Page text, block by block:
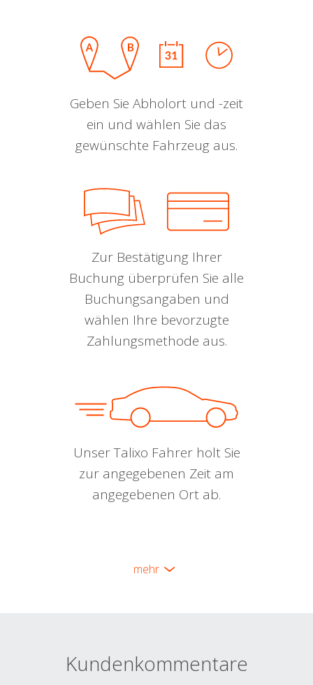
Geben Sie Abholort und -zeit
ein und wählen Sie das
gewünschte Fahrzeug aus.
Zur Bestätigung Ihrer
Buchung überprüfen Sie alle
Buchungsangaben und
wählen Ihre bevorzugte
Zahlungsmethode aus.
Unser Talixo Fahrer holt Sie
zur angegebenen Zeit am
angegebenen Ort ab.
mehr
Kundenkommentare